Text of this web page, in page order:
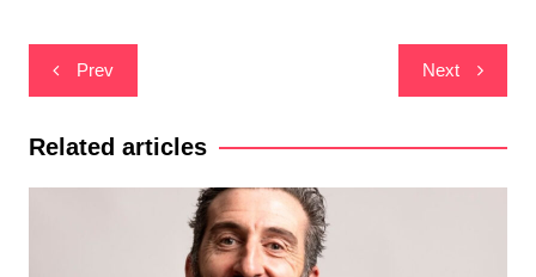
Navegació
d'entrades
Prev Next
Related articles